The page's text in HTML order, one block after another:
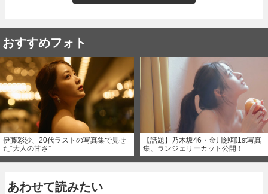
おすすめフォト
伊藤彩沙、20代ラストの写真集で見せ
た“大人の甘さ”
【話題】乃木坂46・金川紗耶1st写真
集、ランジェリーカット公開！
あわせて読みたい